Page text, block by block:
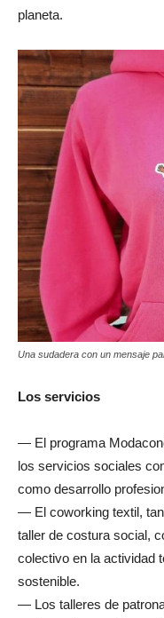
planeta.
Una sudadera con un mensaje
Los servicios
— El programa
los servicios sociales
como desarrollo
— El coworking textil,
taller de costura social,
colectivo en la actividad
sostenible.
— Los talleres de